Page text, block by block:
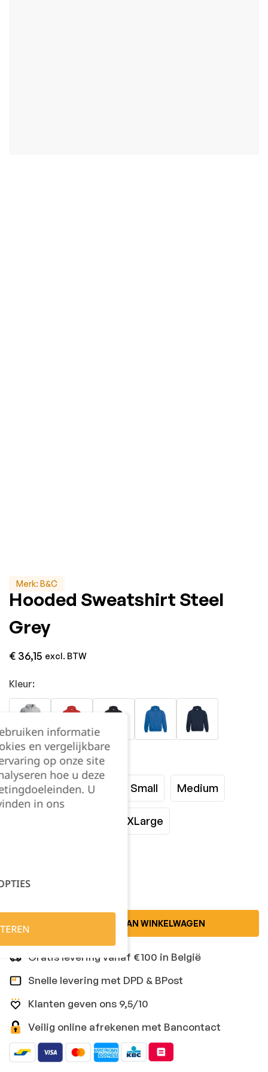
Merk: B&C
Hooded Sweatshirt Steel
Grey
€ 36,15 excl. BTW
Kleur:
Maat:
XXSmall XSmall Small Medium
XXLarge
TOEVOEGEN AAN WINKELWAGEN
Gratis levering vanaf €100 in België
Snelle levering met DPD & BPost
Klanten geven ons 9,5/10
Veilig online afrekenen met Bancontact
informatie
en vergelijkbare
op onze site
hoe u deze
U
in ons